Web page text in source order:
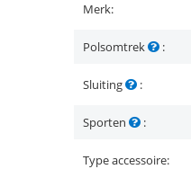
Merk:
Polsomtrek :
Sluiting :
Sporten :
Type accessoire: